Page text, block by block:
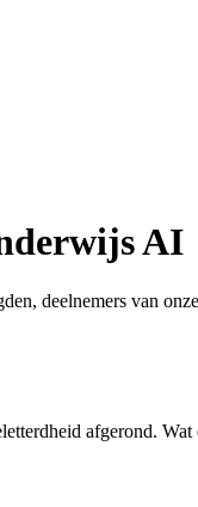
AI
deelnemers van
afgerond.